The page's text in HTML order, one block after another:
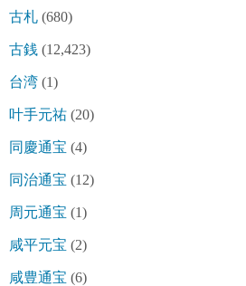
古札 (680)
古銭 (12,423)
台湾 (1)
叶手元祐 (20)
同慶通宝 (4)
同治通宝 (12)
周元通宝 (1)
咸平元宝 (2)
咸豊通宝 (6)